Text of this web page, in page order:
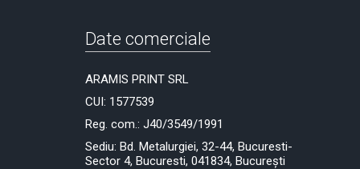
Date comerciale
ARAMIS PRINT SRL
CUI: 1577539
Reg. com.: J40/3549/1991
Sediu: Bd. Metalurgiei, 32-44, Bucuresti-
Sector 4, Bucuresti, 041834, București